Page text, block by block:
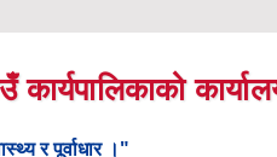
कार्यपालिकाको
र पूर्वाधार ।"